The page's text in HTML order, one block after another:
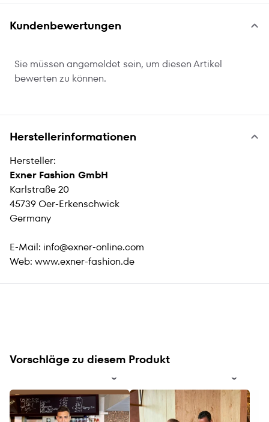
Kundenbewertungen
Sie müssen angemeldet sein, um diesen Artikel
bewerten zu können.
Herstellerinformationen
Hersteller:
Exner Fashion GmbH
Karlstraße 20
45739 Oer-Erkenschwick
Germany
E-Mail: info@exner-online.com
Web: www.exner-fashion.de
Vorschläge zu diesem Produkt